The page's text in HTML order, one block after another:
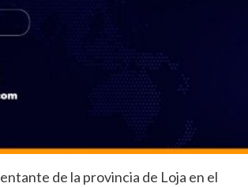
de la provincia de Loja en el